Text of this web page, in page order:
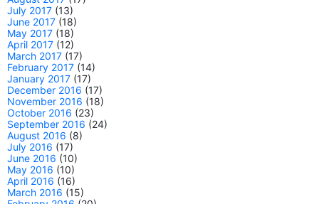
July 2017 (13)
June 2017 (18)
May 2017 (18)
April 2017 (12)
March 2017 (17)
February 2017 (14)
January 2017 (17)
December 2016 (17)
November 2016 (18)
October 2016 (23)
September 2016 (24)
August 2016 (8)
July 2016 (17)
June 2016 (10)
May 2016 (10)
April 2016 (16)
March 2016 (15)